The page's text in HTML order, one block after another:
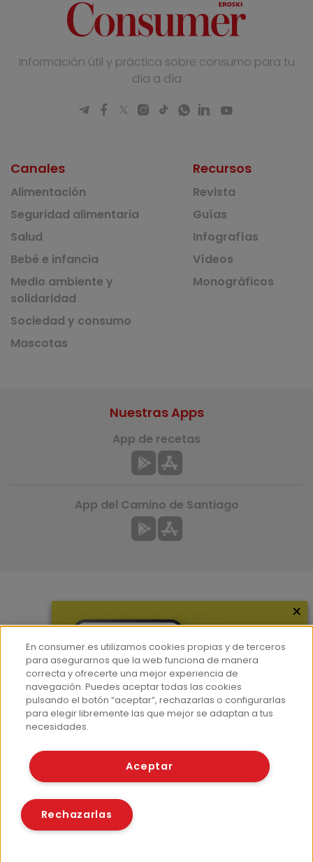
Información útil y práctica sobre consumo para tu
día a día
Canales
Alimentación
Seguridad alimentaria
Salud
Bebé e infancia
Medio ambiente y
solidaridad
Sociedad y consumo
Mascotas
Recursos
Revista
Guías
Infografías
Vídeos
Monográficos
Hemeroteca
Contacto
Prensa
Corpus Lingüístico Consumer
Nuestras Apps
App de recetas
App del Camino de Santiago
© Fundación EROSKI
Políticas de cookies
×
En consumer.es utilizamos cookies propias y de terceros
para asegurarnos que la web funciona de manera
correcta y ofrecerte una mejor experiencia de
navegación. Puedes aceptar todas las cookies
pulsando el botón “aceptar”, rechazarlas o configurarlas
para elegir libremente las que mejor se adaptan a tus
necesidades.
Aceptar
Rechazarlas